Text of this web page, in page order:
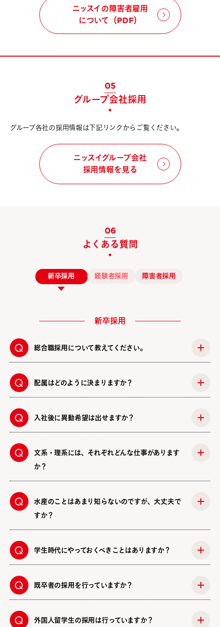
ニッスイの障害者雇用
について（PDF）
05
グループ会社採用
グループ各社の採用情報は下記リンクからご覧ください。
ニッスイグループ会社
採用情報を見る
06
よくある質問
新卒採用 経験者採用 障害者採用
新卒採用
総合職採用について教えてください。
配属はどのように決まりますか？
入社後に異動希望は出せますか？
文系・理系には、それぞれどんな仕事があります
か？
水産のことはあまり知らないのですが、大丈夫で
すか？
学生時代にやっておくべきことはありますか？
既卒者の採用を行っていますか？
外国人留学生の採用は行っていますか？